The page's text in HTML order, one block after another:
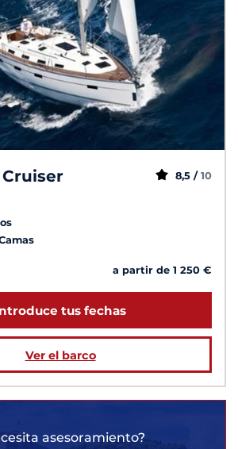
8,5 / 10
a partir de 1 250 €
tus fechas
Ver el barco
asesoramiento?